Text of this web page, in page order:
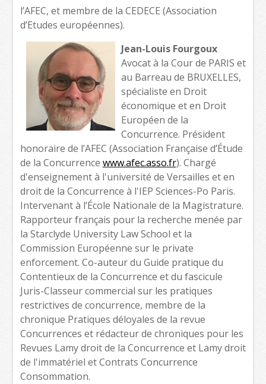
l’AFEC, et membre de la CEDECE (Association
d’Etudes européennes).
Jean-Louis Fourgoux
Avocat à la Cour de PARIS et
au Barreau de BRUXELLES,
spécialiste en Droit
économique et en Droit
Européen de la
Concurrence. Président
honoraire de l’AFEC (Association Française d’Étude
de la Concurrence www.afec.asso.fr). Chargé
d'enseignement à l'université de Versailles et en
droit de la Concurrence à l'IEP Sciences-Po Paris.
Intervenant à l’École Nationale de la Magistrature.
Rapporteur français pour la recherche menée par
la Starclyde University Law School et la
Commission Européenne sur le private
enforcement. Co-auteur du Guide pratique du
Contentieux de la Concurrence et du fascicule
Juris-Classeur commercial sur les pratiques
restrictives de concurrence, membre de la
chronique Pratiques déloyales de la revue
Concurrences et rédacteur de chroniques pour les
Revues Lamy droit de la Concurrence et Lamy droit
de l'immatériel et Contrats Concurrence
Consommation.